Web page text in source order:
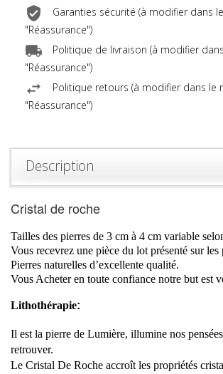
Garanties sécurité (à modifier dans
"Réassurance")
Politique de livraison (à modifier
"Réassurance")
Politique retours (à modifier dans le
"Réassurance")
Description
Cristal de roche
Tailles des pierres de 3 cm à 4 cm variable
Vous recevrez une pièce du lot présenté sur les
Pierres naturelles d’excellente qualité.
Vous Acheter en toute confiance notre but est
Lithothérapie:
Il est la pierre de Lumière, illumine nos
retrouver.
Le Cristal De Roche accroît les propriétés